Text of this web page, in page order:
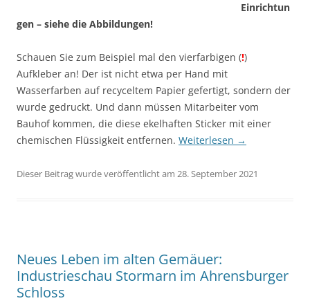
Einrichtun
gen – siehe die Abbildungen!
Schauen Sie zum Beispiel mal den vierfarbigen (!)
Aufkleber an! Der ist nicht etwa per Hand mit
Wasserfarben auf recyceltem Papier gefertigt, sondern der
wurde gedruckt. Und dann müssen Mitarbeiter vom
Bauhof kommen, die diese ekelhaften Sticker mit einer
chemischen Flüssigkeit entfernen. Weiterlesen →
Dieser Beitrag wurde veröffentlicht am 28. September 2021
Neues Leben im alten Gemäuer:
Industrieschau Stormarn im Ahrensburger
Schloss